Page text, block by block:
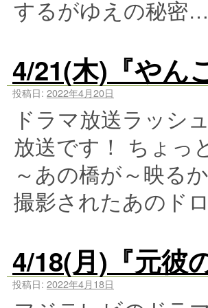
するがゆえの秘
4/21(木)『やん
投稿日: 2022年4月20日
ドラマ放送ラッシ
放送です！ ちょっ
～あの橋が～映る
撮影されたあのド
4/18(月)『元彼
投稿日: 2022年4月18日